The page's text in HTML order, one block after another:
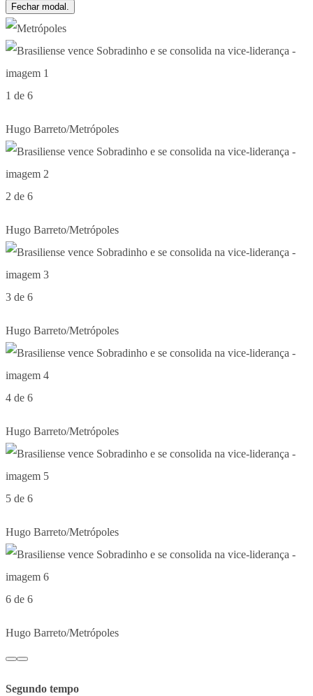
Fechar modal.
1 de 6
Hugo Barreto/Metrópoles
2 de 6
Hugo Barreto/Metrópoles
3 de 6
Hugo Barreto/Metrópoles
4 de 6
Hugo Barreto/Metrópoles
5 de 6
Hugo Barreto/Metrópoles
6 de 6
Hugo Barreto/Metrópoles
Segundo tempo